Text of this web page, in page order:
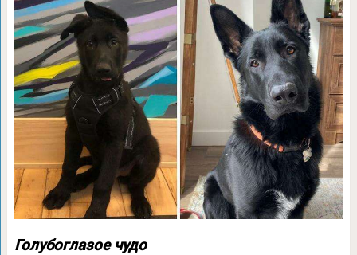
Голубоглазое чудо